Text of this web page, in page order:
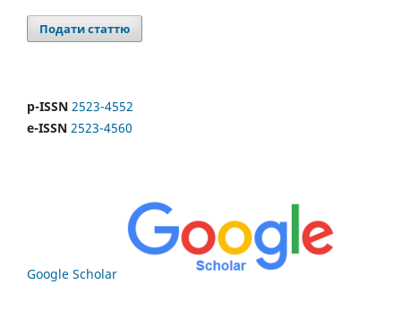
Подати статтю
p-ISSN 2523-4552
e-ISSN 2523-4560
Google Scholar